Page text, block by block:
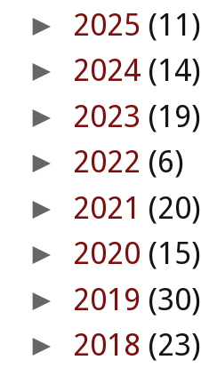
► 2025 (11)
► 2024 (14)
► 2023 (19)
► 2022 (6)
► 2021 (20)
► 2020 (15)
► 2019 (30)
► 2018 (23)